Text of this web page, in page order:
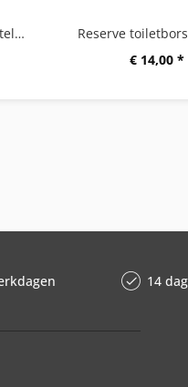
Vervangende toiletborstelkop C
Reserve
€ 14,00 *
14